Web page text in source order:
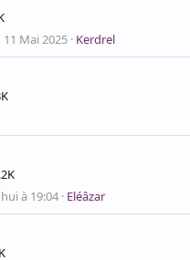
11 Mai 2025 Kerdrel
à 19:04 Eléâzar